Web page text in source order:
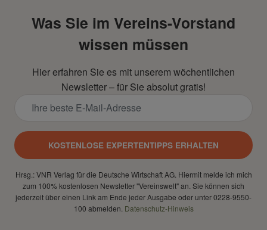
Was Sie im Vereins-Vorstand
wissen müssen
Hier erfahren Sie es mit unserem wöchentlichen
Newsletter – für Sie absolut gratis!
KOSTENLOSE EXPERTENTIPPS ERHALTEN
Hrsg.: VNR Verlag für die Deutsche Wirtschaft AG. Hiermit melde ich mich
zum 100% kostenlosen Newsletter "Vereinswelt" an. Sie können sich
jederzeit über einen Link am Ende jeder Ausgabe oder unter 0228-9550-
100 abmelden. Datenschutz-Hinweis